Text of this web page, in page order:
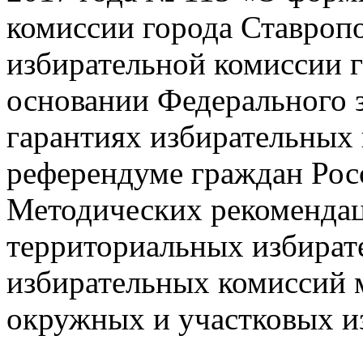
комиссии города
избирательной комиссии
основании
гарантиях
референдуме граждан
Методических
территориальных
избирательных
окружных и участковых